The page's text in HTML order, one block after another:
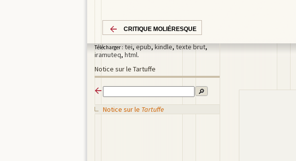
CRITIQUE MOLIÉRESQUE
Télécharger : tei, epub, kindle, texte brut,
iramuteq, html.
Notice sur le Tartuffe
🔎
Notice sur le Tartuffe